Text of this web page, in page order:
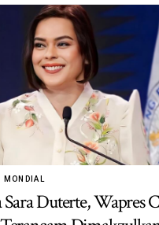
MONDIAL
Duterte, Wapres